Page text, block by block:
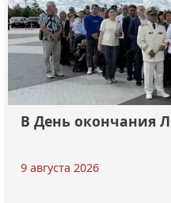
В День окончания
9 августа 2026